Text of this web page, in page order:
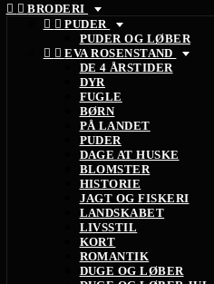
  BRODERI
  PUDER
PUDER OG LØBER
  EVA ROSENSTAND
DE 4 ÅRSTIDER
DYR
FUGLE
BØRN
PÅ LANDET
PUDER
DAGE AT HUSKE
BLOMSTER
HISTORIE
JAGT OG FISKERI
LANDSKABET
LIVSSTIL
KORT
ROMANTIK
DUGE OG LØBER